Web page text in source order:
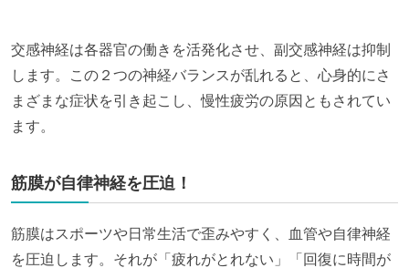
交感神経は各器官の働きを活発化させ、副交感神経は抑制
します。この２つの神経バランスが乱れると、心身的にさ
まざまな症状を引き起こし、慢性疲労の原因ともされてい
ます。
筋膜が自律神経を圧迫！
筋膜はスポーツや日常生活で歪みやすく、血管や自律神経
を圧迫します。それが「疲れがとれない」「回復に時間が